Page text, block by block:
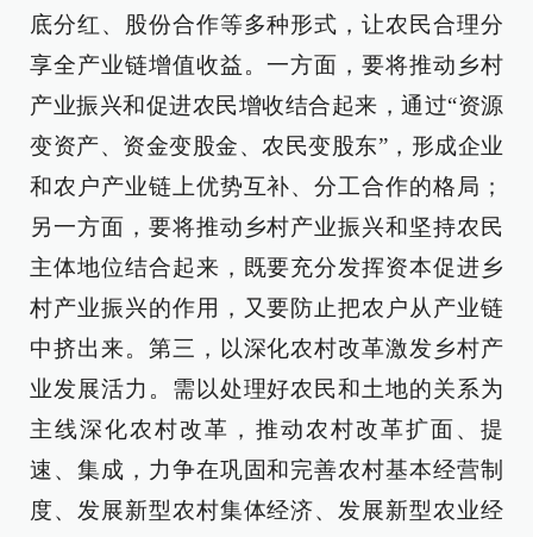
底分红、股份合作等多种形式，让农民合理分
享全产业链增值收益。一方面，要将推动乡村
产业振兴和促进农民增收结合起来，通过“资源
变资产、资金变股金、农民变股东”，形成企业
和农户产业链上优势互补、分工合作的格局；
另一方面，要将推动乡村产业振兴和坚持农民
主体地位结合起来，既要充分发挥资本促进乡
村产业振兴的作用，又要防止把农户从产业链
中挤出来。第三，以深化农村改革激发乡村产
业发展活力。需以处理好农民和土地的关系为
主线深化农村改革，推动农村改革扩面、提
速、集成，力争在巩固和完善农村基本经营制
度、发展新型农村集体经济、发展新型农业经